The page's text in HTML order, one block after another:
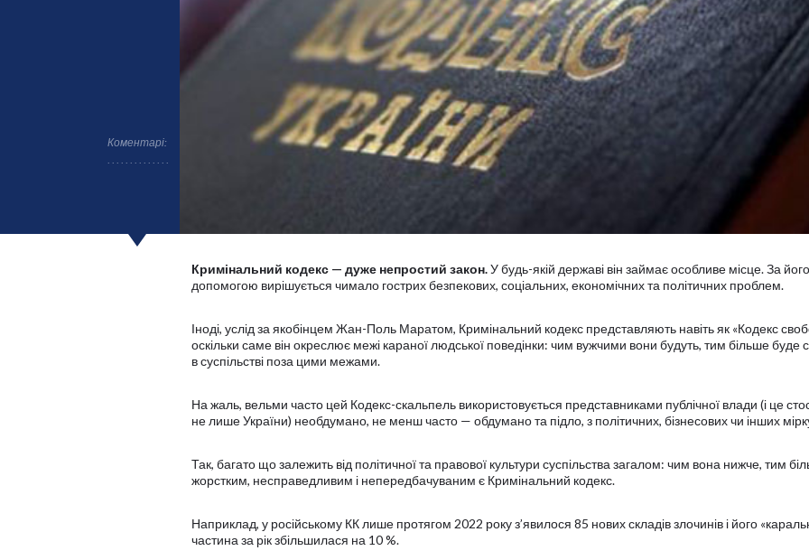
Коментарі:
Кримінальний кодекс — дуже непростий закон.У будь-якій державі він займає особливе місце. За його
допомогою вирішується чимало гострих безпекових, соціальних, економічних та політичних проблем.
Іноді, услід за якобінцем Жан-Поль Маратом, Кримінальний кодекс представляють навіть як «Кодекс
оскільки саме він окреслює межі караної людської поведінки: чим вужчими вони будуть, тим більше буде
в суспільстві поза цими межами.
На жаль, вельми часто цей Кодекс-скальпель використовується представниками публічної влади (і це
не лише України) необдумано, не менш часто — обдумано та підло, з політичних, бізнесових чи інших
Так, багато що залежить від політичної та правової культури суспільства загалом: чим вона нижче, тим
жорстким, несправедливим і непередбачуваним є Кримінальний кодекс.
Наприклад, у російському КК лише протягом 2022 року з’явилося 85 нових складів злочинів і його
частина за рік збільшилася на 10 %.